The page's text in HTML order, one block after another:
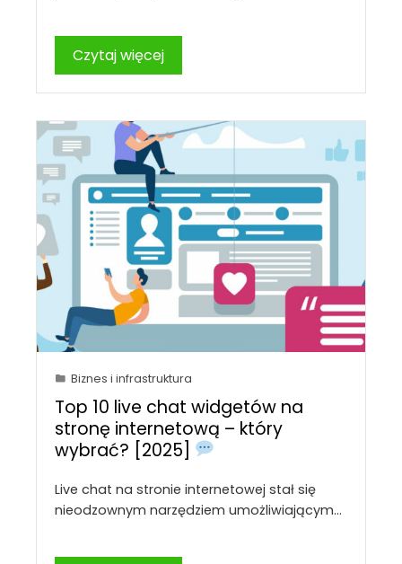
Czytaj więcej
Biznes i infrastruktura
Top 10 live chat widgetów na
stronę internetową – który
wybrać? [2025]
Live chat na stronie internetowej stał się
nieodzownym narzędziem umożliwiającym…